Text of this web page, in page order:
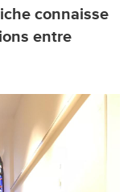
connaisse
entre